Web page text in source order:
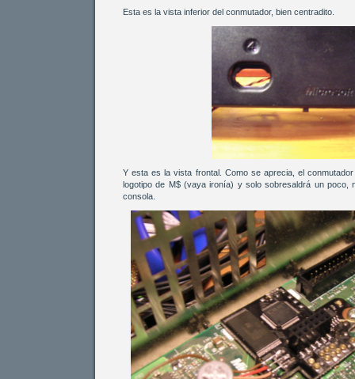
Esta es la vista inferior del conmutador, bien centradito.
Y esta es la vista frontal. Como se aprecia, el
logotipo de M$ (vaya ironía) y solo sobresaldrá un poco,
consola.